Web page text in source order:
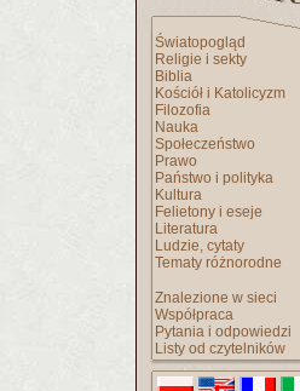
Światopogląd
Religie i sekty
Biblia
Kościół i Katolicyzm
Filozofia
Nauka
Społeczeństwo
Prawo
Państwo i polityka
Kultura
Felietony i eseje
Literatura
Ludzie, cytaty
Tematy różnorodne
Znalezione w sieci
Współpraca
Pytania i odpowiedzi
Listy od czytelników